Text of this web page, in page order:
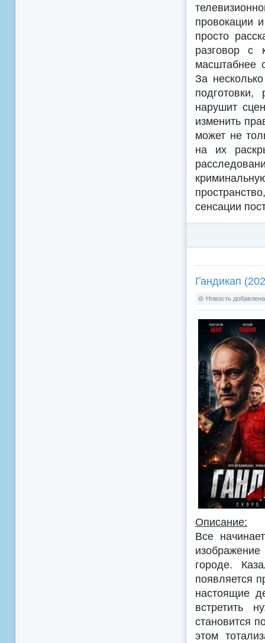
провокации
просто
разговор с
масштабнее
За
нарушит
изменить
может не
на их
сенсации
Гандикап
Новость
Описание:
Все
городе.
появляется
настоящие
встретить
становится
этом